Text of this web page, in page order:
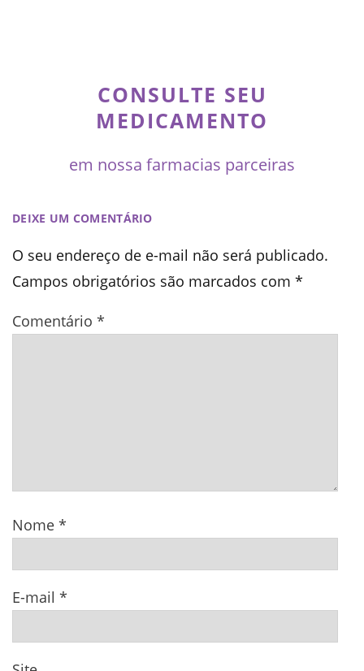
CONSULTE SEU
MEDICAMENTO
em nossa farmacias parceiras
DEIXE UM COMENTÁRIO
O seu endereço de e-mail não será publicado.
Campos obrigatórios são marcados com *
Comentário *
Nome *
E-mail *